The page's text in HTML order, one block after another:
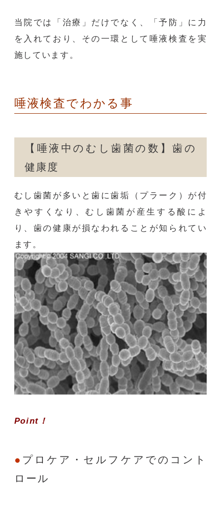
当院では「治療」だけでなく、「予防」に力
を入れており、その一環として唾液検査を実
施しています。
唾液検査でわかる事
【唾液中のむし歯菌の数】歯の
健康度
むし歯菌が多いと歯に歯垢（プラーク）が付
きやすくなり、むし歯菌が産生する酸によ
り、歯の健康が損なわれることが知られてい
ます。
Point！
プロケア・セルフケアでのコント
ロール